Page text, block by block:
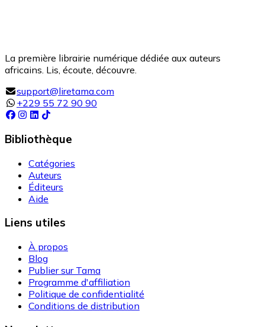
La première librairie numérique dédiée aux auteurs
africains. Lis, écoute, découvre.
support@liretama.com
+229 55 72 90 90
Bibliothèque
Catégories
Auteurs
Éditeurs
Aide
Liens utiles
À propos
Blog
Publier sur Tama
Programme d'affiliation
Politique de confidentialité
Conditions de distribution